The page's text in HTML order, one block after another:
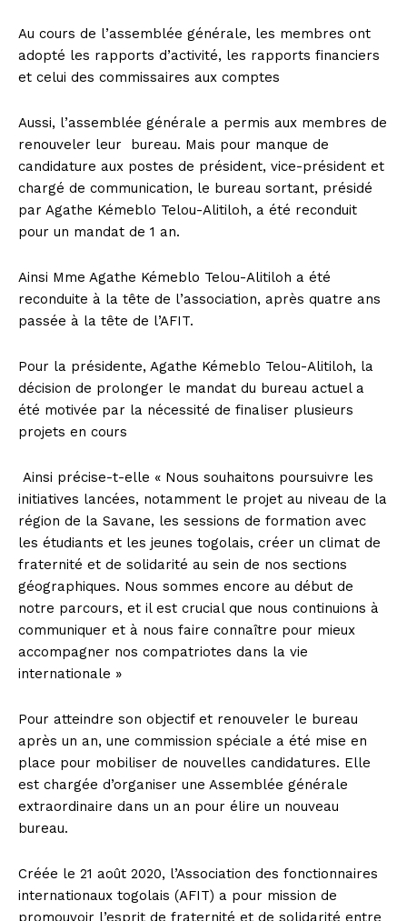
Au cours de l’assemblée générale, les membres ont
adopté les rapports d’activité, les rapports financiers
et celui des commissaires aux comptes
Aussi, l’assemblée générale a permis aux membres de
renouveler leur bureau. Mais pour manque de
candidature aux postes de président, vice-président et
chargé de communication, le bureau sortant, présidé
par Agathe Kémeblo Telou-Alitiloh, a été reconduit
pour un mandat de 1 an.
Ainsi Mme Agathe Kémeblo Telou-Alitiloh a été
reconduite à la tête de l’association, après quatre ans
passée à la tête de l’AFIT.
Pour la présidente, Agathe Kémeblo Telou-Alitiloh, la
décision de prolonger le mandat du bureau actuel a
été motivée par la nécessité de finaliser plusieurs
projets en cours
Ainsi précise-t-elle « Nous souhaitons poursuivre les
initiatives lancées, notamment le projet au niveau de la
région de la Savane, les sessions de formation avec
les étudiants et les jeunes togolais, créer un climat de
fraternité et de solidarité au sein de nos sections
géographiques. Nous sommes encore au début de
notre parcours, et il est crucial que nous continuions à
communiquer et à nous faire connaître pour mieux
accompagner nos compatriotes dans la vie
internationale »
Pour atteindre son objectif et renouveler le bureau
après un an, une commission spéciale a été mise en
place pour mobiliser de nouvelles candidatures. Elle
est chargée d’organiser une Assemblée générale
extraordinaire dans un an pour élire un nouveau
bureau.
Créée le 21 août 2020, l’Association des fonctionnaires
internationaux togolais (AFIT) a pour mission de
promouvoir l’esprit de fraternité et de solidarité entre